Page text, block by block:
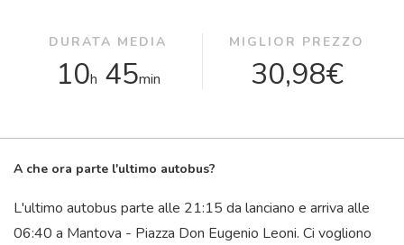
DURATA MEDIA
10h 45min
MIGLIOR PREZZO
30,98€
A che ora parte l'ultimo autobus?
L'ultimo autobus parte alle 21:15 da lanciano e arriva alle
06:40 a Mantova - Piazza Don Eugenio Leoni. Ci vogliono